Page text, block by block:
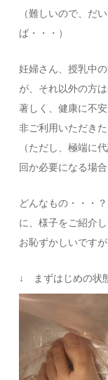
（難しいので、だ
ば・・・）
妊婦さん、授乳中
が、それ以外の方
著しく、健康に不
非ご利用いただきた
（ただし、極端に
回か必要になる場
どんなもの・・・
に、様子をご紹介し
お恥ずかしいです
↓ まずはじめの状